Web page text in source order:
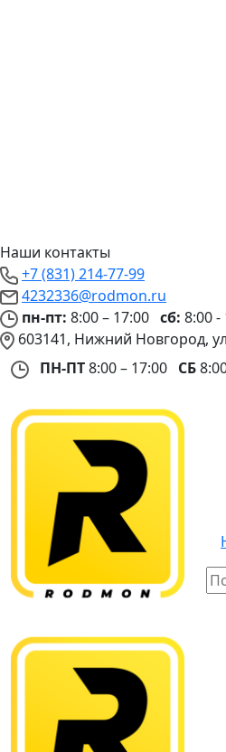
Наши контакты
+7 (831) 214-77-99
4232336@rodmon.ru
пн-пт: 8:00 – 17:00 сб: 8:00 -
603141, Нижний Новгород,
ПН-ПТ8:00 – 17:00 СБ